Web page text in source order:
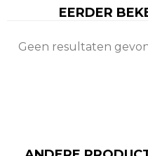
EERDER
Geen resultaten